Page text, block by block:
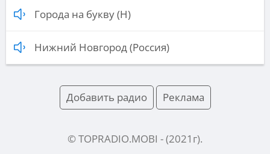
Города на букву (Н)
Нижний Новгород (Россия)
Добавить радио Реклама
© TOPRADIO.MOBI - (2021 г).